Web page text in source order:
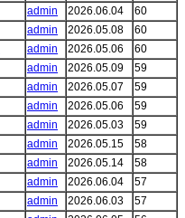
admin 2026.06.04
60
admin 2026.05.08
60
admin 2026.05.06
60
admin 2026.05.09
59
admin 2026.05.07
59
admin 2026.05.06
59
admin 2026.05.03
59
admin 2026.05.15
58
admin 2026.05.14
58
admin 2026.06.04
57
admin 2026.06.03
57